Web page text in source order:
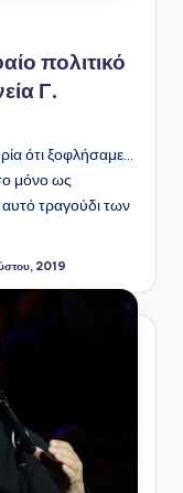
πολιτικό
Γ.
ότι ξοφλήσαμε...
μόνο ως
τραγούδι των
2019